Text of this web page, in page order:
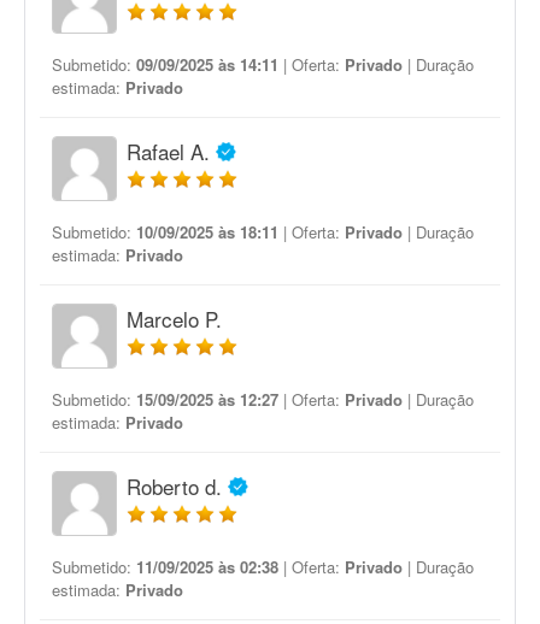
Submetido: 09/09/2025 às 14:11 | Oferta: Privado | Duração
estimada: Privado
Rafael A.
Submetido: 10/09/2025 às 18:11 | Oferta: Privado | Duração
estimada: Privado
Marcelo P.
Submetido: 15/09/2025 às 12:27 | Oferta: Privado | Duração
estimada: Privado
Roberto d.
Submetido: 11/09/2025 às 02:38 | Oferta: Privado | Duração
estimada: Privado